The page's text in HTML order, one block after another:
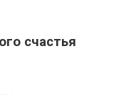
счастья